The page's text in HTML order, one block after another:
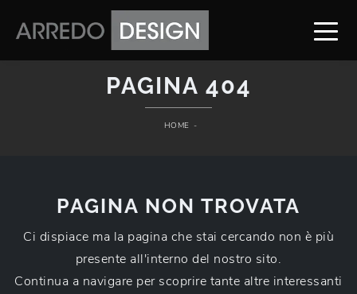
PAGINA 404
HOME -
PAGINA NON TROVATA
Ci dispiace ma la pagina che stai cercando non è più
presente all'interno del nostro sito.
Continua a navigare per scoprire tante altre interessanti